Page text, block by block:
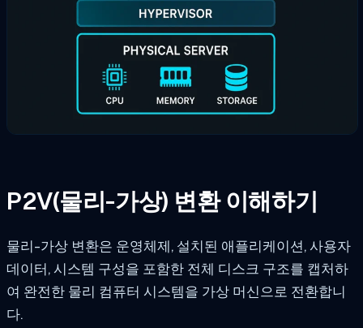
P2V(물리-가상) 변환 이해하기
물리-가상 변환은 운영체제, 설치된 애플리케이션, 사용자
데이터, 시스템 구성을 포함한 전체 디스크 구조를 캡처하
여 완전한 물리 컴퓨터 시스템을 가상 머신으로 전환합니
다.